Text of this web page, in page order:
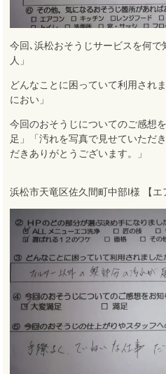
今回､浜松おそうじサービスを何
人」
どんなことに困っていて利用され
におい」
今回のおそうじについてのご感想
足」「汚れを写真で見せていただ
だきありがとうございます。」
浜松市天竜区佐久間町中部I様 【エ